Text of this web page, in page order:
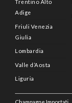
Trentino Alto
Adige
Friuli Venezia
Giulia
Lombardia
Valle d’Aosta
Liguria
Champagne Importati